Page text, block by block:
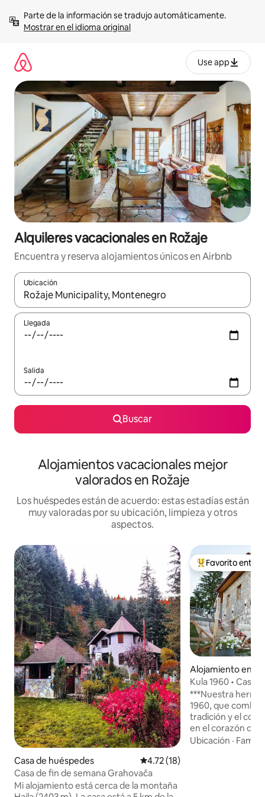
contenidoMostrar en el idioma original
Use app
Alquileres vacacionales en Rožaje
Encuentra y reserva alojamientos únicos en Airbnb
Ubicación
Cuando los resultados estén disponibles, navega con las
Llegada
Salida
Buscar
Alojamientos vacacionales mejor
valorados en Rožaje
Los huéspedes están de acuerdo: estas estadías están
muy valoradas por su ubicación, limpieza y otros
aspectos.
Casa de huéspedes Calificación promedio: 4.72 de
4.72 (18)
Casa de fin de semana Grahovača
Mi alojamiento está cerca de la montaña
Favorito entre
Favorito entre
Alojamiento en
Kula 1960 • Casa
***Nuestra
1960, que
tradición y el
en el corazón de
esta casa está
Ubicación ·